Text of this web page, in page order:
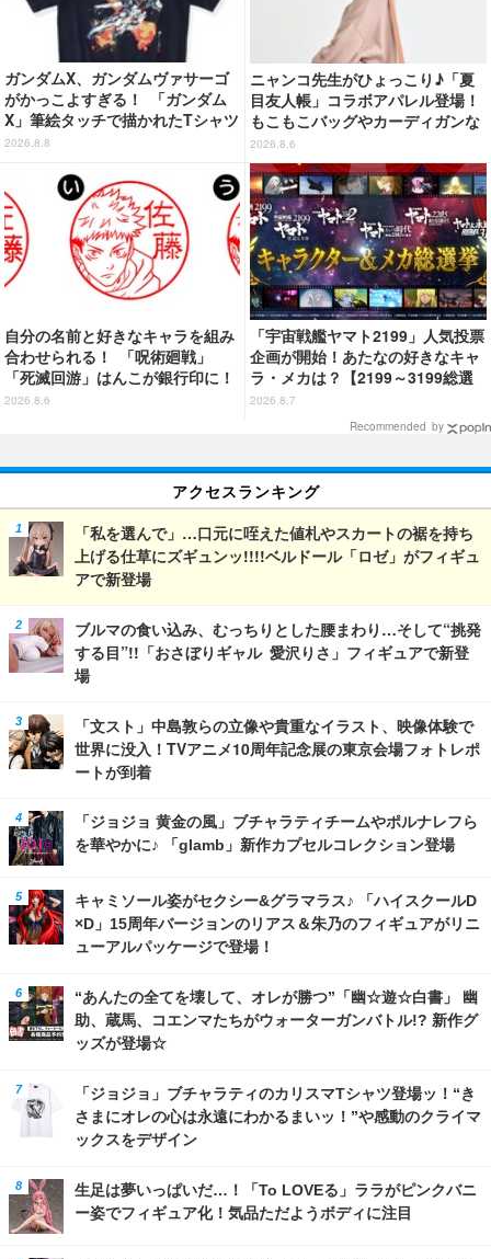
ガンダムX、ガンダムヴァサーゴ
がかっこよすぎる！ 「ガンダム
X」筆絵タッチで描かれたTシャツ
が明日（8/9）まで予約受付中！
2026.8.8
ニャンコ先生がひょっこり♪「夏
目友人帳」コラボアパレル登場！
もこもこバッグやカーディガンな
ど全8型
2026.8.6
自分の名前と好きなキャラを組み
合わせられる！ 「呪術廻戦」
「死滅回游」はんこが銀行印に！
虎杖悠仁、乙骨憂太ら16キャラ追
2026.8.6
「宇宙戦艦ヤマト2199」人気投票
企画が開始！あたなの好きなキャ
ラ・メカは？【2199～3199総選
挙】
2026.8.7
Recommended by
アクセスランキング
「私を選んで」…口元に咥えた値札やスカートの裾を持ち
上げる仕草にズギュンッ!!!!ベルドール「ロゼ」がフィギュ
アで新登場
ブルマの食い込み、むっちりとした腰まわり…そして“挑発
する目”!!「おさぼりギャル 愛沢りさ」フィギュアで新登
場
「文スト」中島敦らの立像や貴重なイラスト、映像体験で
世界に没入！TVアニメ10周年記念展の東京会場フォトレポ
ートが到着
「ジョジョ 黄金の風」ブチャラティチームやポルナレフら
を華やかに♪ 「glamb」新作カプセルコレクション登場
キャミソール姿がセクシー&グラマラス♪ 「ハイスクールD
×D」15周年バージョンのリアス＆朱乃のフィギュアがリニ
ューアルパッケージで登場！
“あんたの全てを壊して、オレが勝つ”「幽☆遊☆白書」 幽
助、蔵馬、コエンマたちがウォーターガンバトル!? 新作グ
ッズが登場☆
「ジョジョ」ブチャラティのカリスマTシャツ登場ッ！“き
さまにオレの心は永遠にわかるまいッ！”や感動のクライマ
ックスをデザイン
生足は夢いっぱいだ…！「To LOVEる」ララがピンクバニ
ー姿でフィギュア化！気品ただようボディに注目